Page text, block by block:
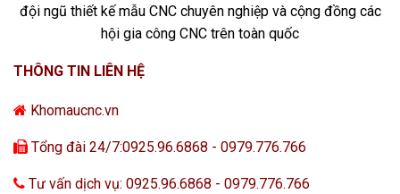
đội ngũ thiết kế mẫu CNC chuyên nghiệp và cộng đồng các
hội gia công CNC trên toàn quốc
THÔNG TIN LIÊN HỆ
Khomaucnc.vn
Tổng đài 24/7:0925.96.6868 - 0979.776.766
Tư vấn dịch vụ: 0925.96.6868 - 0979.776.766